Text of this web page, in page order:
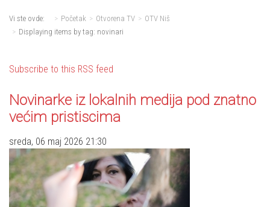
Vi ste ovde: Početak Otvorena TV
OTV Niš
Displaying items by tag: novinari
Subscribe to this RSS feed
Novinarke iz lokalnih medija pod znatno
većim pristiscima
sreda, 06 maj 2026 21:30